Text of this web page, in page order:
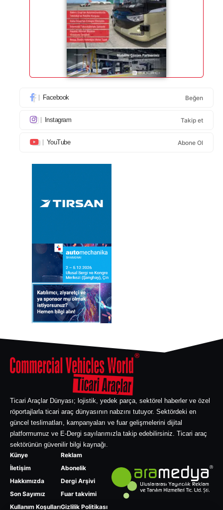
Facebook Beğen
Instagram Takip et
YouTube Abone Ol
Ticari Araçlar Dünyası; lojistik, yedek parça, sektörel haberler ve özel
röportajlarla ticari araç dünyasının nabzını tutuyor. Sektördeki en
güncel teslimatları, kampanyaları ve fuar gelişmelerini dijital
platformumuz ve E-Dergi sayılarımızla takip edebilirsiniz. Ticari araç
sektörünün güvenilir bilgi kaynağı.
Künye
İletişim
Hakkımızda
Son Sayımız
Kullanım Koşulları
Reklam
Abonelik
Dergi Arşivi
Fuar takvimi
Gizlilik Politikası